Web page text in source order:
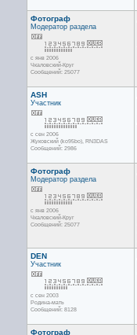
Фотограф
Модератор раздела
с янв 2006
Чкаловский-Круг
Сообщений: 25077
ASH
Участник
с сен 2006
Жуковский (ko95bo), RN3DAS
Сообщений: 2986
Фотограф
Модератор раздела
с янв 2006
Чкаловский-Круг
Сообщений: 25077
DEN
Участник
с сен 2003
Родина-мать
Сообщений: 8128
Фотограф